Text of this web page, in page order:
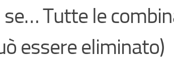
Tutte le
essere eliminato)